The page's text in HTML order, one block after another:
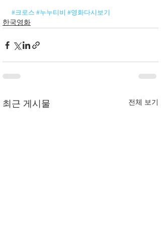
#크로스 #누누티비 #영화다시보기
한국영화
최근 게시물 전체 보기